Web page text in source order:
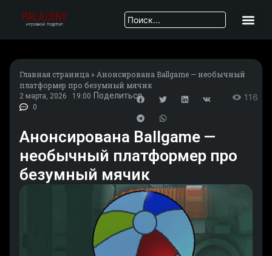
Главная страница » Анонсирована Ballgame — необычный
платформер про безумный мячик
2 марта, 2026
19:00
0
Поделиться 116
Анонсирована Ballgame —
необычный платформер про
безумный мячик